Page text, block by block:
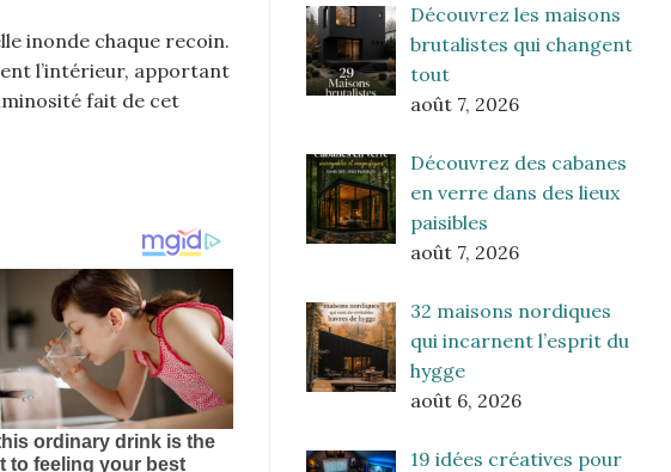
inonde chaque recoin.
l’intérieur, apportant
fait de cet
Découvrez les maisons
brutalistes qui changent
tout
août 7, 2026
Découvrez des cabanes
en verre dans des lieux
paisibles
août 7, 2026
32 maisons nordiques
qui incarnent l’esprit du
hygge
août 6, 2026
19 idées créatives pour